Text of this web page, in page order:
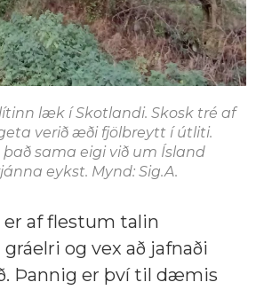
læk í Skotlandi. Skosk tré af
verið æði fjölbreytt í útliti.
sama eigi við um Ísland
eykst. Mynd: Sig.A.
af flestum talin
og vex að jafnaði
Þannig er því til dæmis